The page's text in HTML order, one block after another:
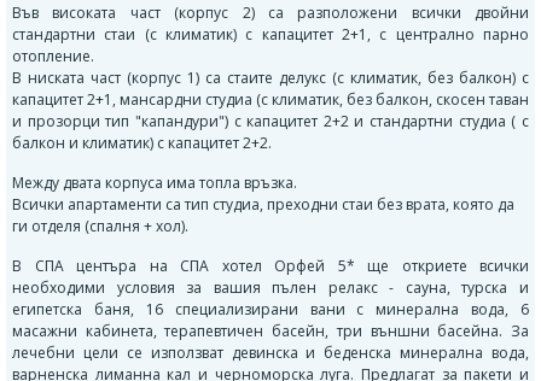
Във високата част (корпус 2) са разположени всички двойни
стандартни стаи (с климатик) с капацитет 2+1, с централно парно
отопление.
В ниската част (корпус 1) са стаите делукс (с климатик, без балкон) с
капацитет 2+1, мансардни студиа (с климатик, без балкон, скосен таван
и прозорци тип "капандури") с капацитет 2+2 и стандартни студиа ( с
балкон и климатик) с капацитет 2+2.
Между двата корпуса има топла връзка.
Всички апартаменти са тип студиа, преходни стаи без врата, която да
ги отделя (спалня + хол).
В СПА центъра на СПА хотел Орфей 5* ще откриете всички
необходими условия за вашия пълен релакс - сауна, турска и
египетска баня, 16 специализирани вани с минерална вода, 6
масажни кабинета, терапевтичен басейн, три външни басейна. За
лечебни цели се използват девинска и беденска минерална вода,
варненска лиманна кал и черноморска луга. Предлагат за пакети и